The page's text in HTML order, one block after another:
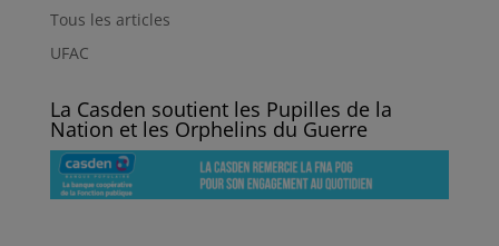
Tous les articles
UFAC
La Casden soutient les Pupilles de la
Nation et les Orphelins du Guerre